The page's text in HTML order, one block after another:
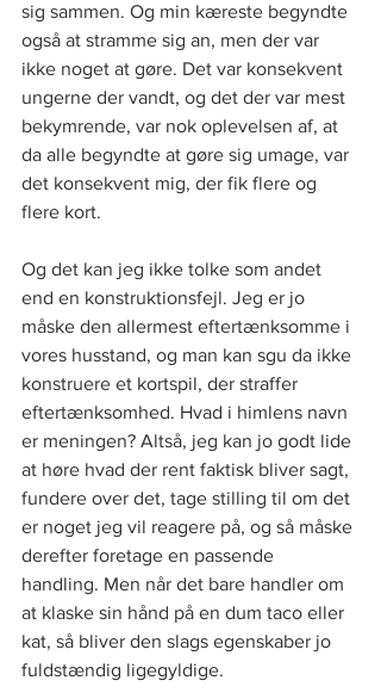
sig sammen. Og min kæreste begyndte
også at stramme sig an, men der var
ikke noget at gøre. Det var konsekvent
ungerne der vandt, og det der var mest
bekymrende, var nok oplevelsen af, at
da alle begyndte at gøre sig umage, var
det konsekvent mig, der fik flere og
flere kort.
Og det kan jeg ikke tolke som andet
end en konstruktionsfejl. Jeg er jo
måske den allermest eftertænksomme i
vores husstand, og man kan sgu da ikke
konstruere et kortspil, der straffer
eftertænksomhed. Hvad i himlens navn
er meningen? Altså, jeg kan jo godt lide
at høre hvad der rent faktisk bliver sagt,
fundere over det, tage stilling til om det
er noget jeg vil reagere på, og så måske
derefter foretage en passende
handling. Men når det bare handler om
at klaske sin hånd på en dum taco eller
kat, så bliver den slags egenskaber jo
fuldstændig ligegyldige.